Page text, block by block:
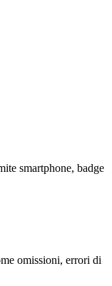
smartphone, badge
omissioni, errori di